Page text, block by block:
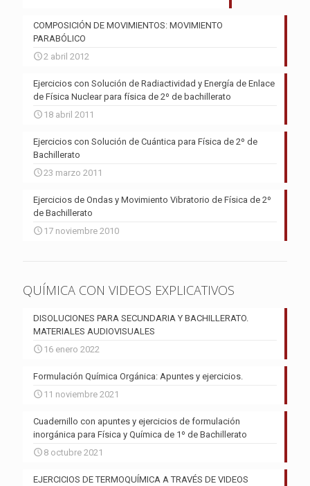
COMPOSICIÓN DE MOVIMIENTOS: MOVIMIENTO
PARABÓLICO
2 abril 2012
Ejercicios con Solución de Radiactividad y Energía de Enlace
de Física Nuclear para física de 2º de bachillerato
18 abril 2011
Ejercicios con Solución de Cuántica para Física de 2º de
Bachillerato
23 marzo 2011
Ejercicios de Ondas y Movimiento Vibratorio de Física de 2º
de Bachillerato
17 noviembre 2010
QUÍMICA CON VIDEOS EXPLICATIVOS
DISOLUCIONES PARA SECUNDARIA Y BACHILLERATO.
MATERIALES AUDIOVISUALES
16 enero 2022
Formulación Química Orgánica: Apuntes y ejercicios.
11 noviembre 2021
Cuadernillo con apuntes y ejercicios de formulación
inorgánica para Física y Química de 1º de Bachillerato
8 octubre 2021
EJERCICIOS DE TERMOQUÍMICA A TRAVÉS DE VIDEOS